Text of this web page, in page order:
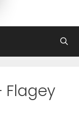
Flagey